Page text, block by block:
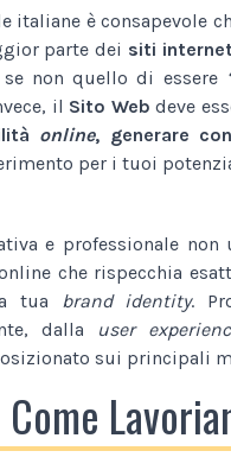
italiane è consapevole
parte dei siti internet
non quello di essere
il Sito Web deve
online, generare
per i tuoi
e professionale non
che rispecchia
tua
brand identity.
dalla
user
sui principali
Come